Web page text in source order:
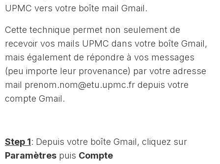
UPMC vers votre boîte mail Gmail.
Cette technique permet non seulement de
recevoir vos mails UPMC dans votre boîte Gmail,
mais également de répondre à vos messages
(peu importe leur provenance) par votre adresse
mail prenom.nom@etu.upmc.fr depuis votre
compte Gmail.
Step 1: Depuis votre boîte Gmail, cliquez sur
Paramètres puis Compte